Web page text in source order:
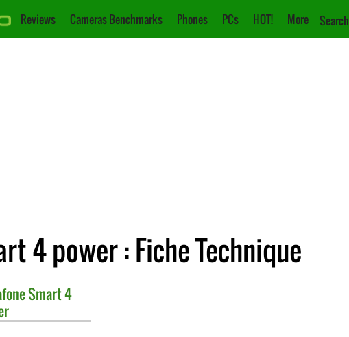
Reviews Cameras Benchmarks Phones PCs HOT! More Search
4 power : Fiche Technique
Smart 4